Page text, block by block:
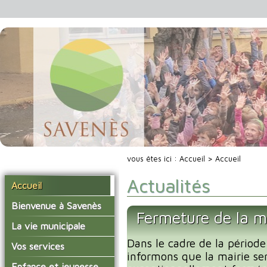
Accueil
Bienvenue à Savenès
Situer Savenès
Savenès en chiffre
L'histoire du village
La vie municipale
Vos élus
Les compte-rendus du
Vos services
La mairie
vous êtes ici : Accueil > Accueil
Actualités
Fermeture de la
Dans le cadre de la
informons que la mairie